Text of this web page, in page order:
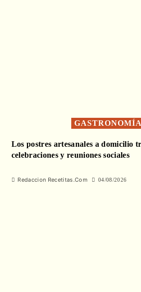
GASTRONOMÍA
Los postres artesanales a domicilio
celebraciones y reuniones sociales
Redaccion Recetitas.Com 04/08/2026